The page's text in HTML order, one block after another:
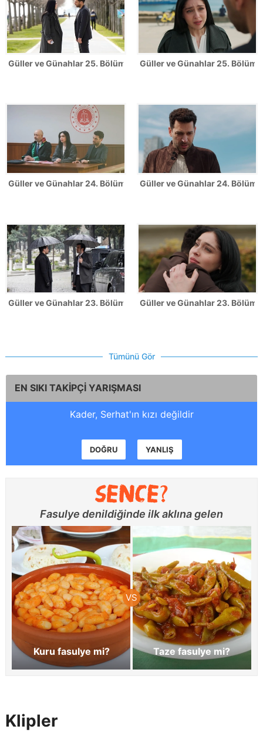
Güller ve Günahlar 25. Bölüm FotoğraflarıGüller ve Günahlar 25.
Güller ve Günahlar 24. Bölüm FotoğraflarıGüller ve Günahlar 24.
Güller ve Günahlar 23. Bölüm FotoğraflarıGüller ve Günahlar 23.
Tümünü Gör
EN SIKI TAKİPÇİ YARIŞMASI
Kader, Serhat'ın kızı değildir
DOĞRU YANLIŞ
Fasulye denildiğinde ilk aklına gelen
Kuru fasulye mi? Taze fasulye mi?
Klipler